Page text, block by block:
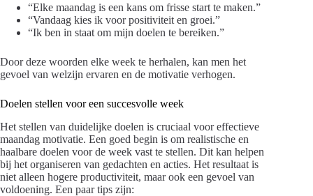
“Elke maandag is een kans om frisse start te maken.”
“Vandaag kies ik voor positiviteit en groei.”
“Ik ben in staat om mijn doelen te bereiken.”
Door deze woorden elke week te herhalen, kan men het
gevoel van welzijn ervaren en de motivatie verhogen.
Doelen stellen voor een succesvolle week
Het stellen van duidelijke doelen is cruciaal voor effectieve
maandag motivatie. Een goed begin is om realistische en
haalbare doelen voor de week vast te stellen. Dit kan helpen
bij het organiseren van gedachten en acties. Het resultaat is
niet alleen hogere productiviteit, maar ook een gevoel van
voldoening. Een paar tips zijn: